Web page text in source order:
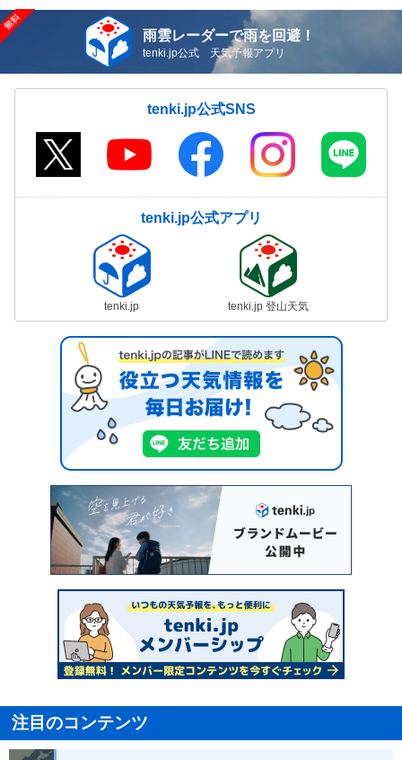
雨雲レーダーで雨を回避！
tenki.jp公式 天気予報アプリ
tenki.jp公式SNS
tenki.jp公式アプリ
tenki.jp tenki.jp 登山天気
注目のコンテンツ